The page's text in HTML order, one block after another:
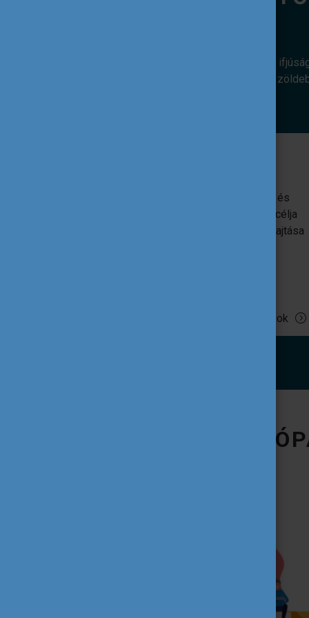
Az alábbi európai uniós programok az
révén. Hozzájárulnak ahhoz, hogy egy
Az EU oktatást, képzést, ifjúságügyet és
sportot támogató programja. Egyik fő célja
az uniós ifjúsági szakpolitikák végrehajtása
Tovább olvasok
IFJÚSÁG AZ